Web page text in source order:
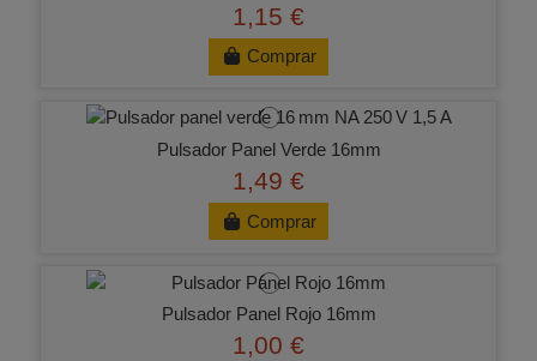
1,15 €
Comprar
Pulsador Panel Verde 16mm
1,49 €
Comprar
Pulsador Panel Rojo 16mm
1,00 €